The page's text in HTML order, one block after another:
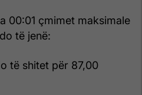
00:01 çmimet maksimale
të jenë:
të shitet për 87,00